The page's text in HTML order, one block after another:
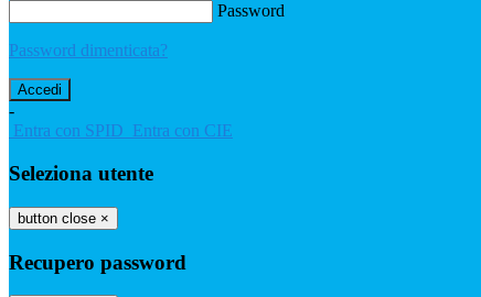
Password
Password dimenticata?
-
Entra con SPID Entra con CIE
Seleziona utente
button close ×
Recupero password